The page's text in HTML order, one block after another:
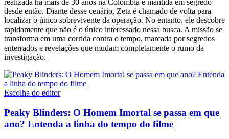
realizada há mais de 30 anos na Colômbia e mantida em segredo
desde então. Diante desse cenário, Zeta é chamado de volta para
localizar o único sobrevivente da operação. No entanto, ele descobre
rapidamente que não é o único interessado nessa busca. A missão se
transforma em uma corrida contra o tempo, marcada por segredos
enterrados e revelações que mudam completamente o rumo da
investigação.
Escolha do editor
Peaky Blinders: O Homem Imortal se passa em que
ano? Entenda a linha do tempo do filme